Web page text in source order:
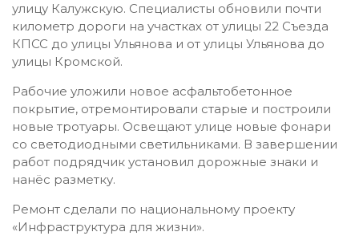
улицу Калужскую. Специалисты обновили почти
километр дороги на участках от улицы 22 Съезда
КПСС до улицы Ульянова и от улицы Ульянова до
улицы Кромской.
Рабочие уложили новое асфальтобетонное
покрытие, отремонтировали старые и построили
новые тротуары. Освещают улице новые фонари
со светодиодными светильниками. В завершении
работ подрядчик установил дорожные знаки и
нанёс разметку.
Ремонт сделали по национальному проекту
«Инфраструктура для жизни».